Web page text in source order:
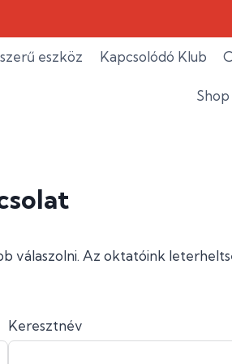
eszköz Kapcsolódó Klub
Shop
válaszolni. Az oktatóink
Keresztnév